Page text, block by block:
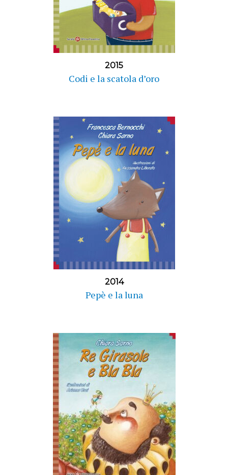
2015
Codi e la scatola d’oro
2014
Pepè e la luna